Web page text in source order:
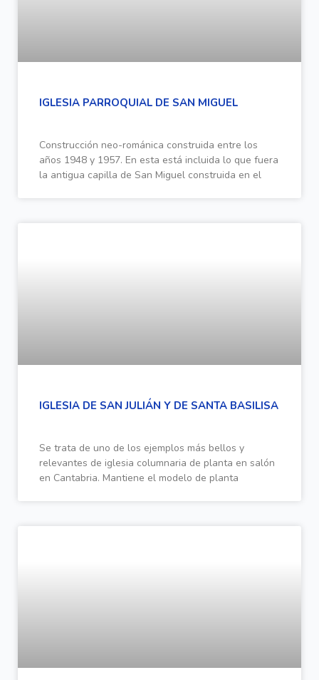
IGLESIA PARROQUIAL DE SAN MIGUEL
Construcción neo-románica construida entre los
años 1948 y 1957. En esta está incluida lo que fuera
la antigua capilla de San Miguel construida en el
IGLESIA DE SAN JULIÁN Y DE SANTA BASILISA
Se trata de uno de los ejemplos más bellos y
relevantes de iglesia columnaria de planta en salón
en Cantabria. Mantiene el modelo de planta